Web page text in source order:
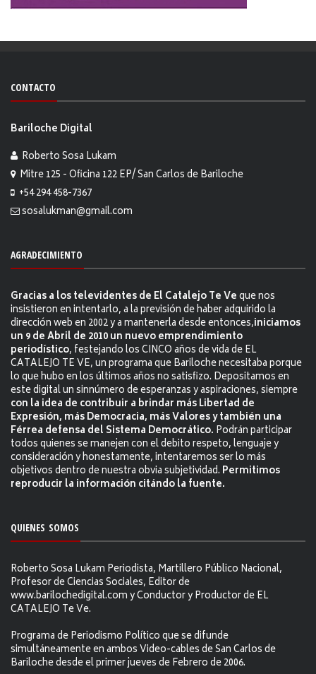
CONTACTO
Bariloche Digital
Roberto Sosa Lukam
Mitre 125 - Oficina 122 EP/ San Carlos de Bariloche
+54 294 458-7367
sosalukman@gmail.com
AGRADECIMIENTO
Gracias a los televidentes de El Catalejo Te Veque nos
insistieron en intentarlo, a la previsión de haber adquirido la
dirección web en 2002 y a mantenerla desde entonces,iniciamos
un 9 de Abril de 2010 un nuevo emprendimiento
periodístico, festejando los CINCO años de vida de EL
CATALEJO TE VE, un programa que Bariloche necesitaba porque
lo que hubo en los últimos años no satisfizo. Depositamos en
este digital un sinnúmero de esperanzas y aspiraciones, siempre
con la idea de contribuir a brindar más Libertad de
Expresión, más Democracia, más Valores y también una
Férrea defensa del Sistema Democrático. Podrán participar
todos quienes se manejen con el debito respeto, lenguaje y
consideración y honestamente, intentaremos ser lo más
objetivos dentro de nuestra obvia subjetividad. Permitimos
reproducir la información citándo la fuente.
QUIENES SOMOS
Roberto Sosa Lukam Periodista, Martillero Público Nacional,
Profesor de Ciencias Sociales, Editor de
www.barilochedigital.com y Conductor y Productor de EL
CATALEJO Te Ve.
Programa de Periodismo Político que se difunde
simultáneamente en ambos Video-cables de San Carlos de
Bariloche desde el primer jueves de Febrero de 2006.